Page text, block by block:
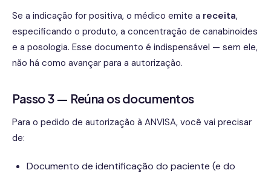
Se a indicação for positiva, o médico emite a receita,
especificando o produto, a concentração de canabinoides
e a posologia. Esse documento é indispensável — sem ele,
não há como avançar para a autorização.
Passo 3 — Reúna os documentos
Para o pedido de autorização à ANVISA, você vai precisar
de:
Documento de identificação do paciente (e do